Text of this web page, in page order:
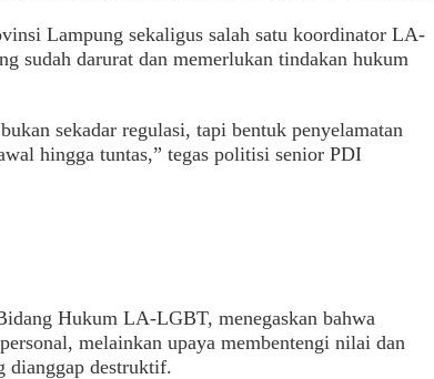
Lampung sekaligus salah satu koordinator LA-
sudah darurat dan memerlukan tindakan hukum
sekadar regulasi, tapi bentuk penyelamatan
hingga tuntas,” tegas politisi senior PDI
Hukum LA-LGBT, menegaskan bahwa
melainkan upaya membentengi nilai dan
dianggap destruktif.